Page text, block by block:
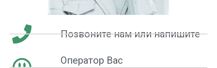
Позвоните нам или напишите
Оператор Вас